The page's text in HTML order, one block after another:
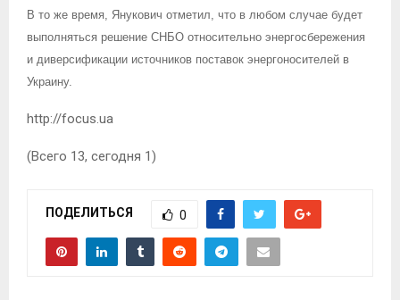
В то же время, Янукович отметил, что в любом случае будет
выполняться решение СНБО относительно энергосбережения
и диверсификации источников поставок энергоносителей в
Украину.
http://focus.ua
(Всего 13, сегодня 1)
ПОДЕЛИТЬСЯ 0